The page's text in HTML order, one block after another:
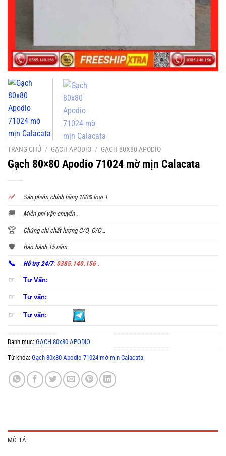
TRANG CHỦ / GẠCH APODIO / GẠCH 80X80 APODIO
Gạch 80×80 Apodio 71024 mờ mịn Calacata
✅ Sản phẩm chính hãng 100% loại 1
🚚 Miễn phí vận chuyển .
🏆 Chứng chỉ chất lượng C/O, C/Q…
🛡️ Bảo hành 15 năm
📞 Hỗ trợ 24/7: 0385.140.156 .
☞ Tư Vấn:
☞ Tư vấn:
☞ Tư vấn:
Danh mục: GẠCH 80x80 APODIO
Từ khóa: Gạch 80x80 Apodio 71024 mờ mịn Calacata
MÔ TẢ